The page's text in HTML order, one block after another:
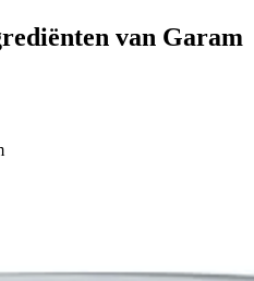
van Garam